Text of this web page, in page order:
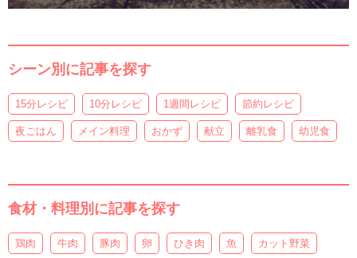
シーン別に記事を探す
15分レシピ 10分レシピ 1週間レシピ 節約レシピ
夜ごはん メイン料理 おかず 献立 離乳食 幼児食
食材・料理別に記事を探す
鶏肉 牛肉 豚肉 卵 ひき肉 魚 カット野菜